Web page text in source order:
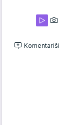
Komentariši